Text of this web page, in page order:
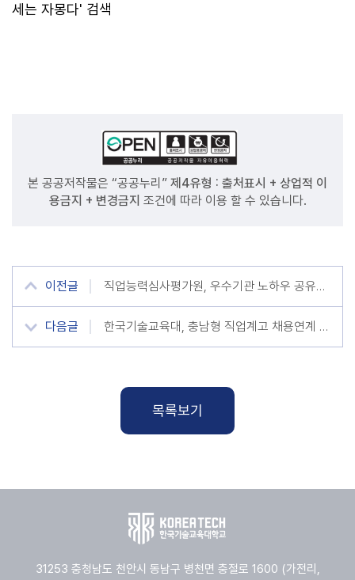
세는 자몽다' 검색
본 공공저작물은 “공공누리” 제4유형 : 출처표시 + 상업적 이
용금지 + 변경금지 조건에 따라 이용 할 수 있습니다.
이전글 직업능력심사평가원, 우수기관 노하우 공유로 훈련기관 역량 높인다
다음글 한국기술교육대, 충남형 직업계고 채용연계 모델 전북으로 확산
목록보기
31253 충청남도 천안시 동남구 병천면 충절로 1600 (가전리,